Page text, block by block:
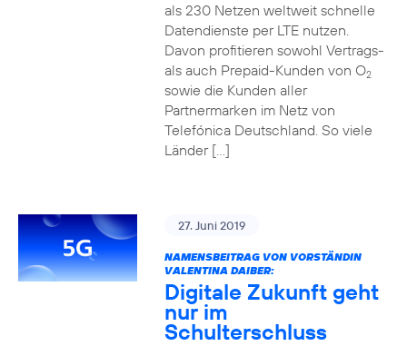
als 230 Netzen weltweit schnelle
Datendienste per LTE nutzen.
Davon profitieren sowohl Vertrags-
als auch Prepaid-Kunden von O2
sowie die Kunden aller
Partnermarken im Netz von
Telefónica Deutschland. So viele
Länder […]
27. Juni 2019
NAMENSBEITRAG VON VORSTÄNDIN
VALENTINA DAIBER:
Digitale Zukunft geht
nur im
Schulterschluss